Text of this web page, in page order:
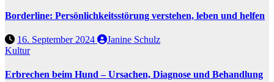
Borderline: Persönlichkeitsstörung verstehen, leben und helfen
16. September 2024
Janine Schulz
Kultur
Erbrechen beim Hund – Ursachen, Diagnose und Behandlung